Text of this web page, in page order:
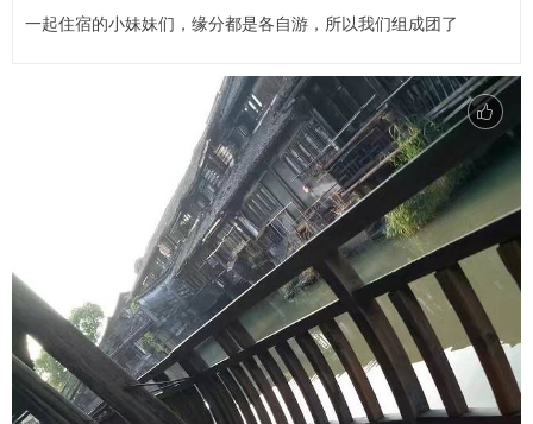
一起住宿的小妹妹们，缘分都是各自游，所以我们组成团了